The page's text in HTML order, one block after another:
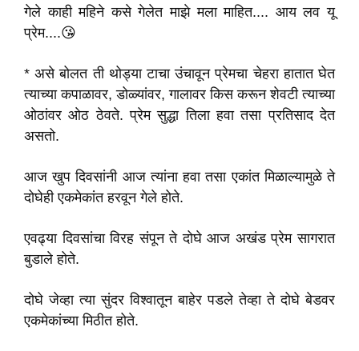
गेले काही महिने कसे गेलेत माझे मला माहित.... आय लव यू
प्रेम....😘
* असे बोलत ती थोड्या टाचा उंचावून प्रेमचा चेहरा हातात घेत
त्याच्या कपाळावर, डोळ्यांवर, गालावर किस करून शेवटी त्याच्या
ओठांवर ओठ ठेवते. प्रेम सुद्धा तिला हवा तसा प्रतिसाद देत
असतो.
आज खुप दिवसांनी आज त्यांना हवा तसा एकांत मिळाल्यामुळे ते
दोघेही एकमेकांत हरवून गेले होते.
एवढ्या दिवसांचा विरह संपून ते दोघे आज अखंड प्रेम सागरात
बुडाले होते.
दोघे जेव्हा त्या सुंदर विश्वातून बाहेर पडले तेव्हा ते दोघे बेडवर
एकमेकांच्या मिठीत होते.